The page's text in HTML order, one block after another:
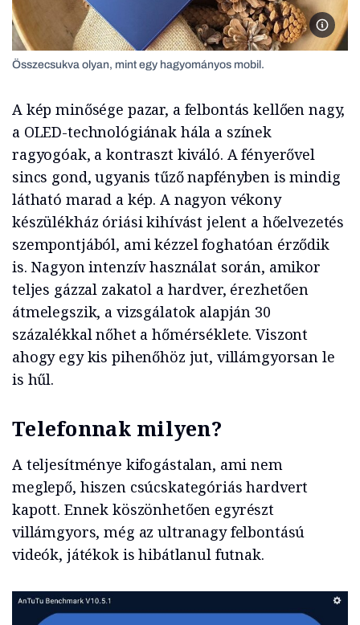
Összecsukva olyan, mint egy hagyományos mobil.
A kép minősége pazar, a felbontás kellően nagy,
a OLED-technológiának hála a színek
ragyogóak, a kontraszt kiváló. A fényerővel
sincs gond, ugyanis tűző napfényben is mindig
látható marad a kép. A nagyon vékony
készülékház óriási kihívást jelent a hőelvezetés
szempontjából, ami kézzel foghatóan érződik
is. Nagyon intenzív használat során, amikor
teljes gázzal zakatol a hardver, érezhetően
átmelegszik, a vizsgálatok alapján 30
százalékkal nőhet a hőmérséklete. Viszont
ahogy egy kis pihenőhöz jut, villámgyorsan le
is hűl.
Telefonnak milyen?
A teljesítménye kifogástalan, ami nem
meglepő, hiszen csúcskategóriás hardvert
kapott. Ennek köszönhetően egyrészt
villámgyors, még az ultranagy felbontású
videók, játékok is hibátlanul futnak.